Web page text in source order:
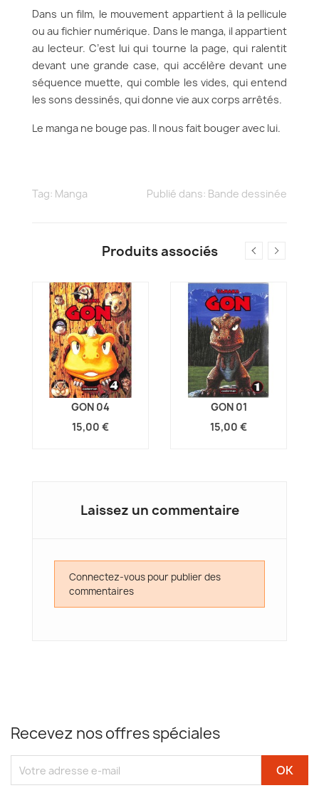
Dans un film, le mouvement appartient à la pellicule
ou au fichier numérique. Dans le manga, il appartient
au lecteur. C’est lui qui tourne la page, qui ralentit
devant une grande case, qui accélère devant une
séquence muette, qui comble les vides, qui entend
les sons dessinés, qui donne vie aux corps arrêtés.
Le manga ne bouge pas. Il nous fait bouger avec lui.
Tag: Manga Publié dans: Bande dessinée
Produits associés
GON 04
15,00 €
GON 01
15,00 €
Laissez un commentaire
Connectez-vous pour publier des
commentaires
Recevez nos offres spéciales